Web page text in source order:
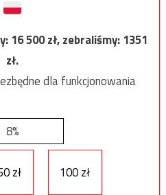
16 500zł, zebraliśmy:1351
zł.
dla funkcjonowania
8%
zł 100 zł